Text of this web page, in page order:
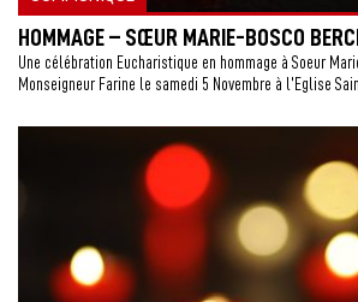
HOMMAGE – SŒUR MARIE-BOSCO
Une célébration Eucharistique en hommage à Soeur
Monseigneur Farine le samedi 5 Novembre à l’Eglise